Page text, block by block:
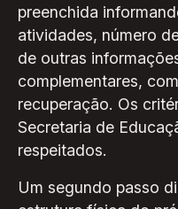
preenchida
atividades, número
de outras
complementares,
recuperação. Os
Secretaria de
respeitados.
Um segundo passo